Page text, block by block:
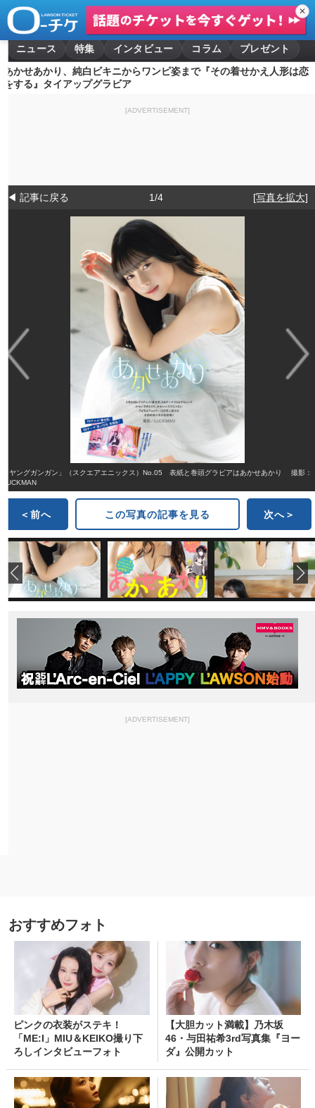
✕
ニュース 特集 インタビュー コラム
プレゼント
あかせあかり、純白ビキニからワンピ姿まで『その着せかえ人形は恋
をする』タイアップグラビア
[ADVERTISEMENT]
◀ 記事に戻る 1/4 [写真を拡大]
「ヤングガンガン」（スクエアエニックス）No.05 表紙と巻頭グラビアはあかせあかり 撮影：
LUCKMAN
＜前へ この写真の記事を見る 次へ＞
[ADVERTISEMENT]
おすすめフォト
ピンクの衣装がステキ！
「ME:I」MIU＆KEIKO撮り下
ろしインタビューフォト
【大胆カット満載】乃木坂
46・与田祐希3rd写真集『ヨー
ダ』公開カット